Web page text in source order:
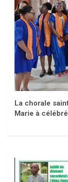
La chorale
Marie à